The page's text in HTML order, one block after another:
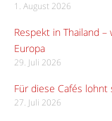
1. August 2026
Respekt in Thailand
Europa
29. Juli 2026
Für diese Cafés
27. Juli 2026